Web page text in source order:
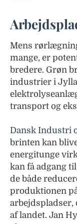
Mens
mange, er
bredere. Grøn
industrier i
transport og
Dansk Industri
brinten kan
energitunge
kan få adgang
de både
produktionen
af landet. Jan